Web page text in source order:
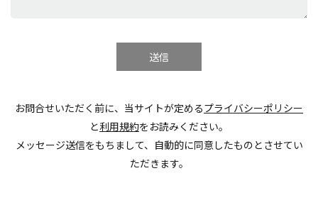
お問合せいただく前に、当サイトが定めるプライバシーポリシー
と利用規約をお読みください。
メッセージ送信をもちまして、自動的に同意したものとさせてい
ただきます。